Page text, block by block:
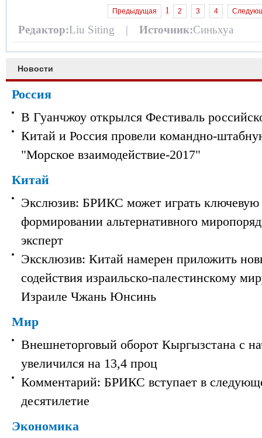
Предыдущая 1 2 3 4
Редактор:Liu Siting | Источник:Синьхуа
Новости
Россия
В Гуанчжоу открылся Фестиваль
Китай и Россия провели командно-
"Морское взаимодействие-2017"
Китай
Экслюзив: БРИКС может играть ключевую
формировании альтернативного
эксперт
Эксклюзив: Китай намерен приложить
содействия израильско-палестинскому
Израиле Чжань Юнсинь
Мир
Внешнеторговый оборот Кыргызстана с
увеличился на 13,4 проц
Комментарий: БРИКС вступает в
десятилетие
Экономика